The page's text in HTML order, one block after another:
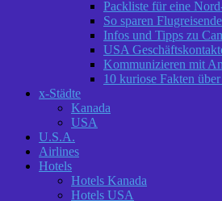
Packliste für eine
So sparen
Infos und Tipps zu
USA
Kommunizieren mit
10 kuriose Fakten
x-Städte
Kanada
USA
U.S.A.
Airlines
Hotels
Hotels Kanada
Hotels USA